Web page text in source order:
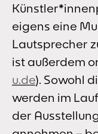
eigens eine
Lautsprecher
ist außerdem
u.de). Sowohl
werden im
der